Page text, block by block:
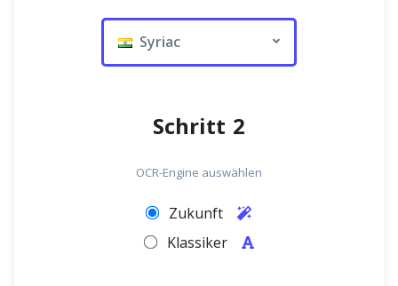
Syriac
Schritt 2
OCR-Engine auswählen
Zukunft
Klassiker